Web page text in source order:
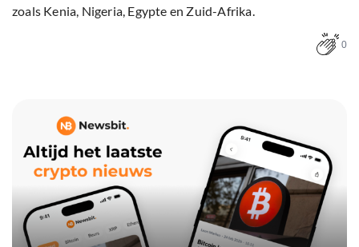
zoals Kenia, Nigeria, Egypte en Zuid-Afrika.
0